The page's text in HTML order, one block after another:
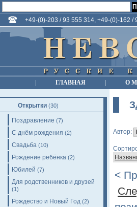
+49-(0)-203 / 93 555 314, +49-(0)-162 /
ГЛАВНАЯ О
Открытки (30)
Поздравление (7)
С днём рождения (2)
Свадьба (10)
Рождение ребёнка (2)
Юбилей (7)
Для родственников и друзей
(1)
Рождество и Новый Год (2)
Автор:
<